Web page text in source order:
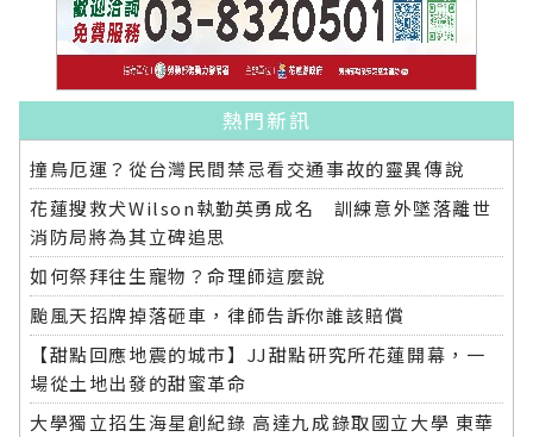
熱門新訊
撞鳥厄運？從台灣民間禁忌看交通事故的靈異傳說
花蓮搜救犬Wilson執勤英勇成名 訓練意外墜落離世
消防局將為其立碑追思
如何祭拜往生寵物？命理師這麼說
颱風天招牌掉落砸車，律師告訴你誰該賠償
【甜點回應地震的城市】JJ甜點研究所花蓮開幕，一
場從土地出發的甜蜜革命
大學獨立招生海星創紀錄 高達九成錄取國立大學 東華